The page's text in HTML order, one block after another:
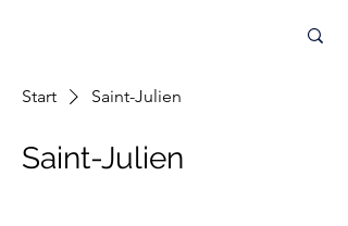
Start Saint-Julien
Saint-Julien